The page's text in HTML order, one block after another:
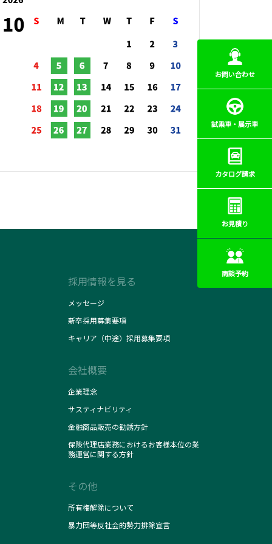
お問い合わせ
試乗車・展示車
カタログ請求
お見積り
商談予約
採用情報を見る
メッセージ
新卒採用募集要項
キャリア（中途）採用募集要項
会社概要
企業理念
サスティナビリティ
金融商品販売の勧誘方針
保険代理店業務におけるお客様本位の業
務運営に関する方針
その他
所有権解除について
暴力団等反社会的勢力排除宣言